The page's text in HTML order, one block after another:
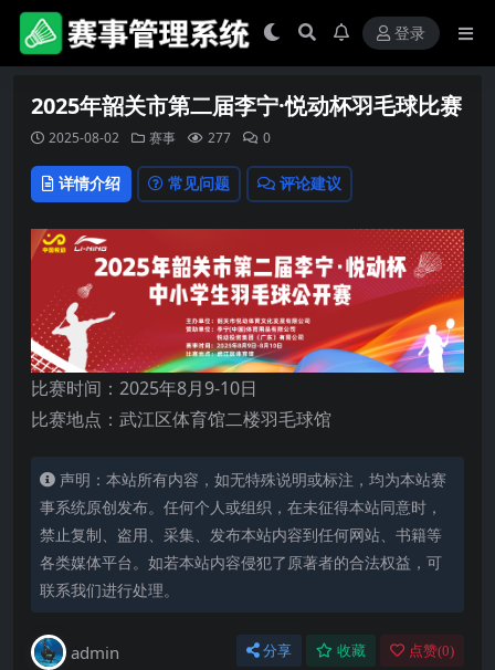
登录
2025年韶关市第二届李宁·悦动杯羽毛球比赛
2025-08-02 赛事 277 0
详情介绍 常见问题 评论建议
比赛时间：2025年8月9-10日
比赛地点：武江区体育馆二楼羽毛球馆
声明：本站所有内容，如无特殊说明或标注，均为本站赛
事系统原创发布。任何个人或组织，在未征得本站同意时，
禁止复制、盗用、采集、发布本站内容到任何网站、书籍等
各类媒体平台。如若本站内容侵犯了原著者的合法权益，可
联系我们进行处理。
admin 分享 收藏 点赞(0)